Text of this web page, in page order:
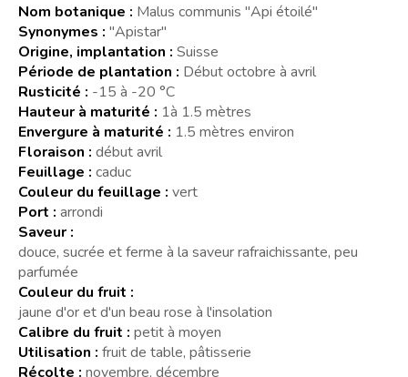
Nom botanique : Malus communis "Api étoilé"
Synonymes : "Apistar"
Origine, implantation : Suisse
Période de plantation : Début octobre à avril
Rusticité : -15 à -20 °C
Hauteur à maturité : 1à 1.5 mètres
Envergure à maturité : 1.5 mètres environ
Floraison : début avril
Feuillage : caduc
Couleur du feuillage : vert
Port : arrondi
Saveur :
douce, sucrée et ferme à la saveur rafraichissante, peu
parfumée
Couleur du fruit :
jaune d'or et d'un beau rose à l'insolation
Calibre du fruit : petit à moyen
Utilisation : fruit de table, pâtisserie
Récolte : novembre, décembre